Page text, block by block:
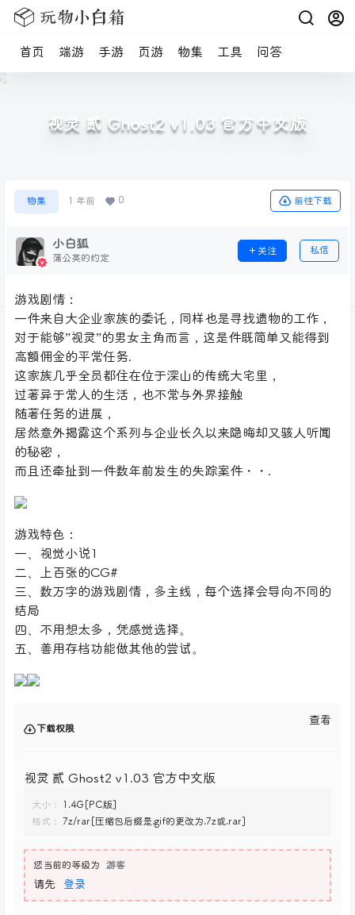
首页 端游 手游 页游 物集 工具 问答
视灵 贰 Ghost2 v1.03 官方中文版
物集 1 年前 0 前往下载
小白狐
蒲公英的约定
关注 私信
游戏剧情：
一件来自大企业家族的委讬，同样也是寻找遗物的工作，
对于能够”视灵”的男女主角而言，这是件既简单又能得到
高额佣金的平常任务.
这家族几乎全员都住在位于深山的传统大宅里，
过著异于常人的生活，也不常与外界接触
随著任务的进展，
居然意外揭露这个系列与企业长久以来隐晦却又骇人听闻
的秘密，
而且还牵扯到一件数年前发生的失踪案件・・.
游戏特色：
一、视觉小说1
二、上百张的CG#
三、数万字的游戏剧情，多主线，每个选择会导向不同的
结局
四、不用想太多，凭感觉选择。
五、善用存档功能做其他的尝试。
下载权限
查看
视灵 贰 Ghost2 v1.03 官方中文版
大小：
1.4G[PC版]
格式：
7z/rar[压缩包后缀是.gif的更改为.7z或.rar]
您当前的等级为 游客
请先 登录